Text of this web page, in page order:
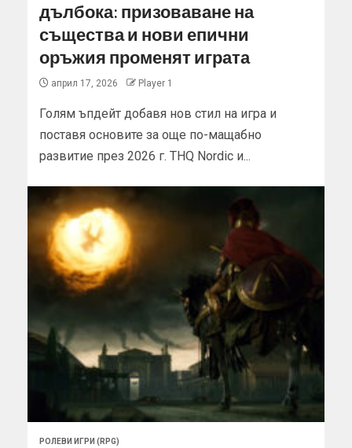
дълбока: призоваване на
същества и нови епични
оръжия променят играта
април 17, 2026 Player 1
Голям ъпдейт добавя нов стил на игра и
поставя основите за още по-мащабно
развитие през 2026 г. THQ Nordic и...
РОЛЕВИ ИГРИ (RPG)